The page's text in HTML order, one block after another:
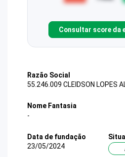
Consultar score da
Razão Social
55.246.009 CLEIDSON LOPES
Nome Fantasia
-
Data de fundação
23/05/2024